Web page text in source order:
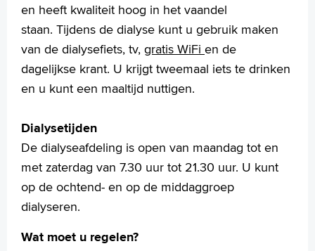
Verwijzers
Wetenschappelijk onderzoek
Tekstgrootte A+
Voorleesfunctie
English
Français
Polski
Arabisch
en heeft kwaliteit hoog in het vaandel
staan. Tijdens de dialyse kunt u gebruik maken
van de dialysefiets, tv, gratis WiFi en de
dagelijkse krant. U krijgt tweemaal iets te drinken
en u kunt een maaltijd nuttigen.
Dialysetijden
De dialyseafdeling is open van maandag tot en
met zaterdag van 7.30 uur tot 21.30 uur. U kunt
op de ochtend- en op de middaggroep
dialyseren.
Wat moet u regelen?